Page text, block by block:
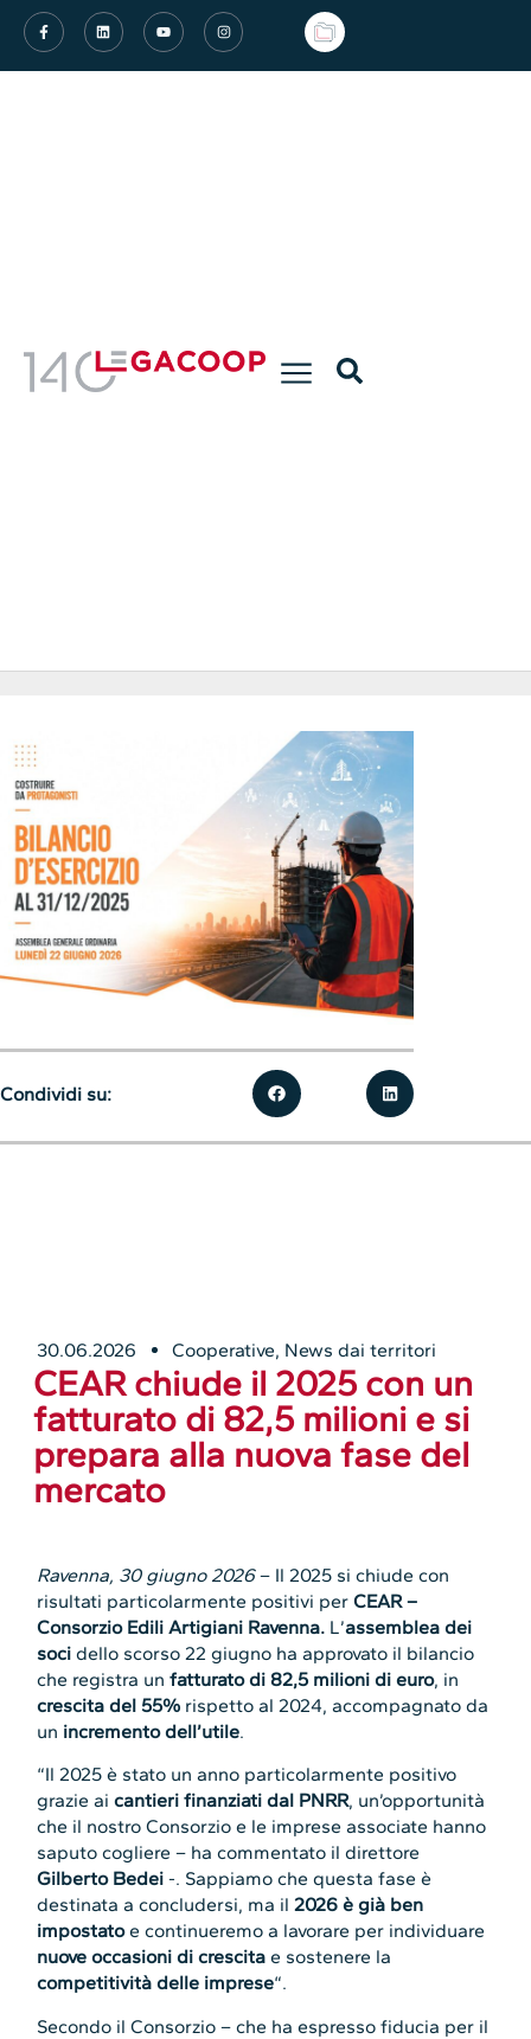
30.06.2026 Cooperative, News dai territori
CEAR chiude il 2025 con un
fatturato di 82,5 milioni e si
prepara alla nuova fase del
mercato
Ravenna, 30 giugno 2026– Il 2025 si chiude con
risultati particolarmente positivi perCEAR –
Consorzio Edili Artigiani Ravenna. L’assemblea dei
socidello scorso 22 giugno ha approvato il bilancio
che registra unfatturato di 82,5 milioni di euro, in
crescita del 55% rispetto al 2024, accompagnato da
un incremento dell’utile.
“Il 2025 è stato un anno particolarmente positivo
grazie aicantieri finanziati dal PNRR, un’opportunità
che il nostro Consorzio e le imprese associate hanno
saputo cogliere – ha commentato il direttore
Gilberto Bedei -. Sappiamo che questa fase è
destinata a concludersi, ma il2026 è già ben
impostatoe continueremo a lavorare per individuare
nuove occasioni di crescitae sostenere la
competitività delle imprese“.
Secondo il Consorzio – che ha espresso fiducia per il
Condividi su: